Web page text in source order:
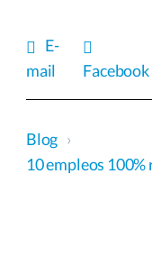
E-
mail
Facebook
Blog ›
10 empleos